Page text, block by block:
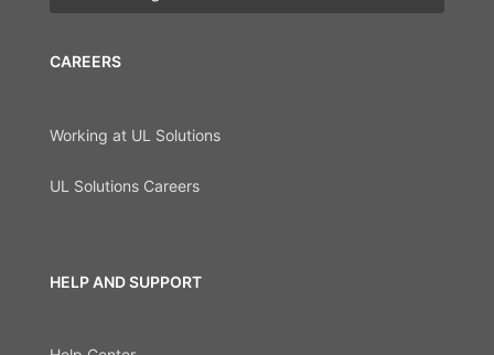
CAREERS
Working at UL Solutions
UL Solutions Careers
HELP AND SUPPORT